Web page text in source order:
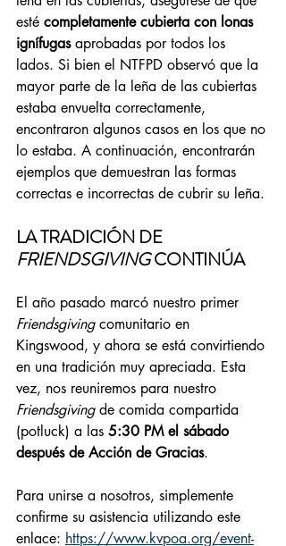
esté completamente cubierta con lonas
ignífugas aprobadas por todos los
lados. Si bien el NTFPD observó que la
mayor parte de la leña de las cubiertas
estaba envuelta correctamente,
encontraron algunos casos en los que no
lo estaba. A continuación, encontrarán
ejemplos que demuestran las formas
correctas e incorrectas de cubrir su leña.
LA TRADICIÓN DE
FRIENDSGIVING CONTINÚA
El año pasado marcó nuestro primer
Friendsgiving comunitario en
Kingswood, y ahora se está convirtiendo
en una tradición muy apreciada. Esta
vez, nos reuniremos para nuestro
Friendsgiving de comida compartida
(potluck) a las 5:30 PM el sábado
después de Acción de Gracias.
Para unirse a nosotros, simplemente
confirme su asistencia utilizando este
enlace: https://www.kvpoa.org/event-